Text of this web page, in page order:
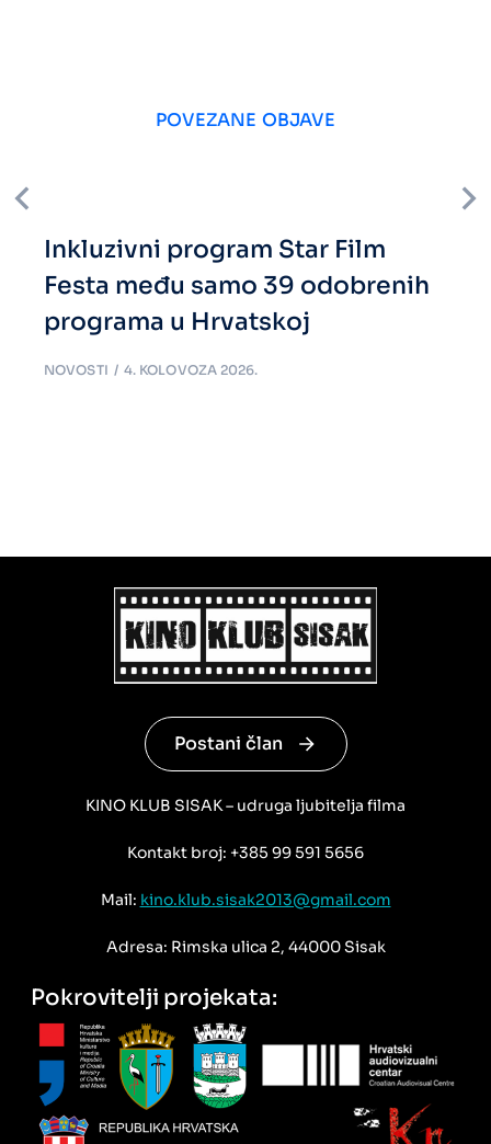
POVEZANE OBJAVE
Inkluzivni program Star Film
Festa među samo 39 odobrenih
programa u Hrvatskoj
NOVOSTI 4. KOLOVOZA 2026.
Postani član
KINO KLUB SISAK – udruga ljubitelja filma
Kontakt broj: +385 99 591 5656
Mail: kino.klub.sisak2013@gmail.com
Adresa: Rimska ulica 2, 44000 Sisak
Pokrovitelji projekata: